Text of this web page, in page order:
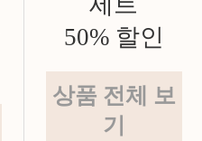
50% 할인
상품 전체 보
기